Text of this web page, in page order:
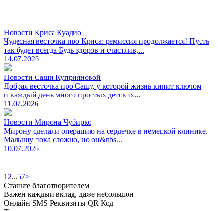
Новости Криса Куадио
Чудесная весточка про Криса: ремиссия продолжается! Пусть
так будет всегда Будь здоров и счастлив,...
14.07.2026
Новости Саши Куприяновой
Добрая весточка про Сашу, у которой жизнь кипит ключом
и каждый день много простых детских...
11.07.2026
Новости Мирона Чубирко
Мирону сделали операцию на сердечке в немецкой клинике.
Малышу пока сложно, но он&nbs...
10.07.2026
1 2...57>
Станьте благотворителем
Важен каждый вклад, даже небольшой
Онлайн SMS Реквизиты QR Код